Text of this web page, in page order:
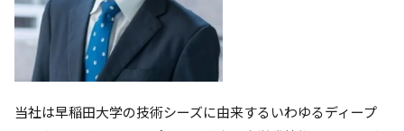
当社は早稲田大学の技術シーズに由来するいわゆるディープ